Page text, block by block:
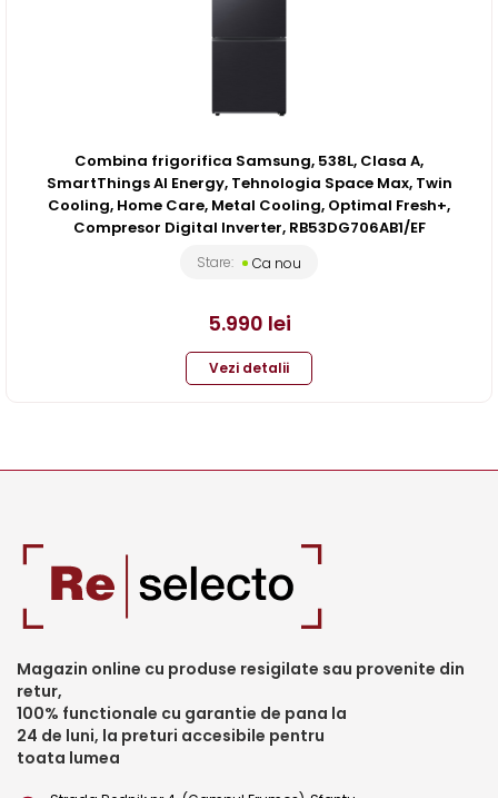
Combina frigorifica Samsung, 538L, Clasa A,
SmartThings AI Energy, Tehnologia Space Max, Twin
Cooling, Home Care, Metal Cooling, Optimal Fresh+,
Compresor Digital Inverter, RB53DG706AB1/EF
Stare: Ca nou
5.990 lei
Vezi detalii
Magazin online cu produse resigilate sau provenite din
retur,
100% functionale cu garantie de pana la
24 de luni, la preturi accesibile pentru
toata lumea